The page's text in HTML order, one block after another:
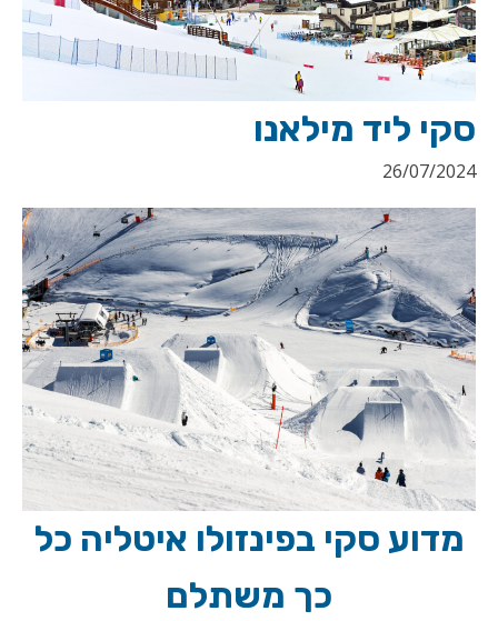
סקי ליד מילאנו
26/07/2024
מדוע סקי בפינזולו איטליה כל
כך משתלם